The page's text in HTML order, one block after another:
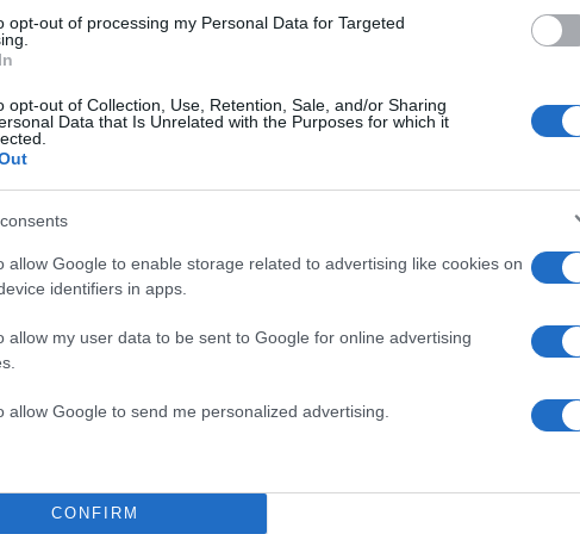
opt-out of processing my Personal Data for Targeted
opt-out of Collection, Use, Retention, Sale, and/or Sharing
Data that Is Unrelated with the Purposes for which it
allow Google to enable storage related to advertising like cookies on
identifiers in apps.
allow my user data to be sent to Google for online advertising
allow Google to send me personalized advertising.
CONFIRM
αρχές Μαΐου, λίγες ημέρες μετά τη δημοσίευση του
EU Most Wanted, στο πλαίσιο της επιχειρησιακής
από τα πιο επικίνδυνα άτομα στην Ευρώπη που